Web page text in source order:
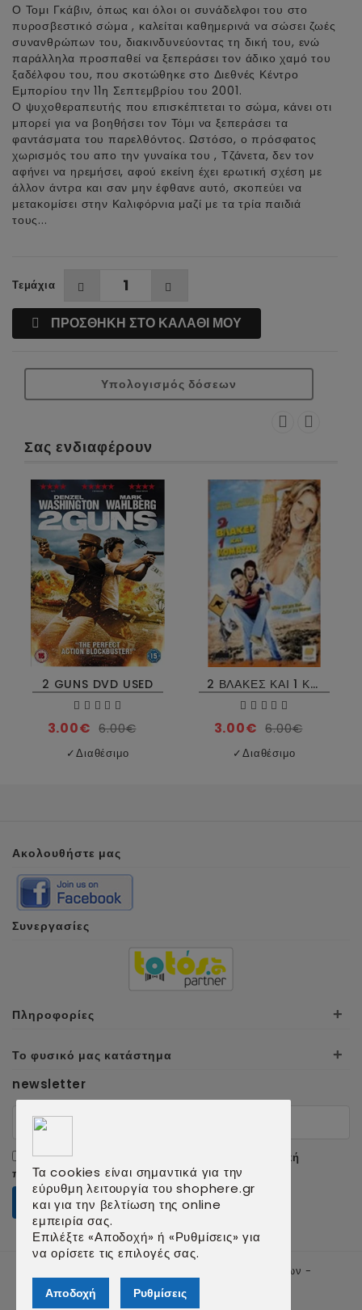
Ο Τομι Γκάβιν, όπως και όλοι οι συνάδελφοι του στο
πυροσβεστικό σώμα , καλείται καθημερινά να σώσει ζωές
συνανθρώπων του, διακινδυνεύοντας τη δική του, ενώ
παράλληλα προσπαθεί να ξεπεράσει τον άδικο χαμό του
ξαδέλφου του, που σκοτώθηκε στο Διεθνές Κέντρο
Εμπορίου την 11η Σεπτεμβρίου του 2001.
Ο ψυχοθεραπευτής που επισκέπτεται το σώμα, κάνει οτι
μπορεί για να βοηθήσει τον Τόμι να ξεπεράσει τα
φαντάσματα του παρελθόντος. Ωστόσο, ο πρόσφατος
χωρισμός του απο την γυναίκα του , Τζάνετα, δεν τον
αφήνει να ηρεμήσει, αφού εκείνη έχει ερωτική σχέση με
άλλον άντρα και σαν μην έφθανε αυτό, σκοπεύει να
μετακομίσει στην Καλιφόρνια μαζί με τα τρία παιδιά
τους...
Τεμάχια
ΠΡΟΣΘΗΚΗ ΣΤΟ ΚΑΛΑΘΙ ΜΟΥ
Υπολογισμός δόσεων
Σας ενδιαφέρουν
2 GUNS DVD USED
3.00€ 6.00€
✓Διαθέσιμο
2 ΒΛΑΚΕΣ ΚΑΙ 1 ΚΟΜΑΤΟΣ, YOU AND YOUR STUPID MATE DVD USED
3.00€ 6.00€
✓Διαθέσιμο
Ακολουθήστε μας
Συνεργασίες
Πληροφορίες +
Το φυσικό μας κατάστημα +
newsletter
Αποδέχομαι τους
πολιτική
προσωπικών δεδομένων.
ΕΓΓΡΑΦΗ
© 2026 shophere.gr | Κατασκευή ιστοσελίδων -
qualityweb.gr
Τα cookies είναι σημαντικά για την
εύρυθμη λειτουργία του shophere.gr
και για την βελτίωση της online
εμπειρία σας.
Επιλέξτε «Αποδοχή» ή «Ρυθμίσεις» για
να ορίσετε τις επιλογές σας.
Αποδοχή Ρυθμίσεις